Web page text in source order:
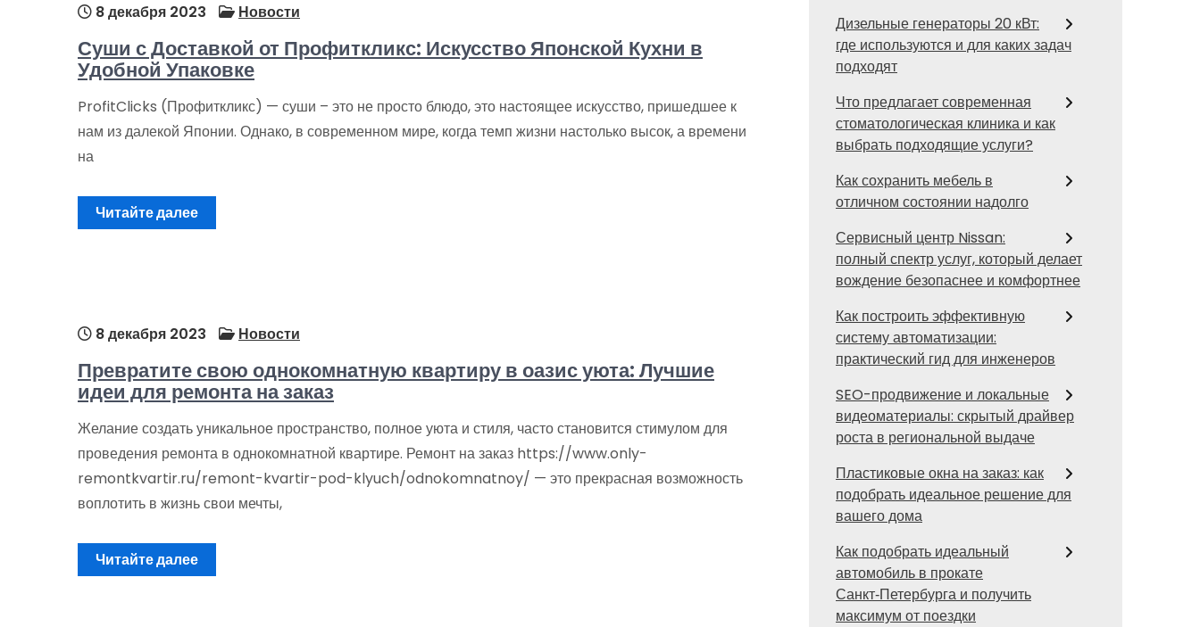
8 декабря 2023 Новости
Суши с Доставкой от Профиткликс: Искусство Японской Кухни в
Удобной Упаковке
ProfitClicks (Профиткликс) — суши – это не просто блюдо, это настоящее искусство, пришедшее к
нам из далекой Японии. Однако, в современном мире, когда темп жизни настолько высок, а времени
на
Читайте далее
8 декабря 2023 Новости
Превратите свою однокомнатную квартиру в оазис уюта: Лучшие
идеи для ремонта на заказ
Желание создать уникальное пространство, полное уюта и стиля, часто становится стимулом для
проведения ремонта в однокомнатной квартире. Ремонт на заказ https://www.only-
remontkvartir.ru/remont-kvartir-pod-klyuch/odnokomnatnoy/ — это прекрасная возможность
воплотить в жизнь свои мечты,
Читайте далее
Дизельные генераторы 20 кВт:
где используются и для каких задач
подходят
Что предлагает современная
стоматологическая клиника и как
выбрать подходящие услуги?
Как сохранить мебель в
отличном состоянии надолго
Сервисный центр Nissan:
полный спектр услуг, который делает
вождение безопаснее и комфортнее
Как построить эффективную
систему автоматизации:
практический гид для инженеров
SEO-продвижение и локальные
видеоматериалы: скрытый драйвер
роста в региональной выдаче
Пластиковые окна на заказ: как
подобрать идеальное решение для
вашего дома
Как подобрать идеальный
автомобиль в прокате
Санкт‑Петербурга и получить
максимум от поездки